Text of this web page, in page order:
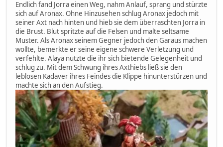
Endlich fand Jorra einen Weg, nahm Anlauf, sprang und stürzte
sich auf Aronax. Ohne Hinzusehen schlug Aronax jedoch mit
seiner Axt nach hinten und hieb sie dem überraschten Jorra in
die Brust. Blut spritzte auf die Felsen und malte seltsame
Muster. Als Aronax seinem Gegner jedoch den Garaus machen
wollte, bemerkte er seine eigene schwere Verletzung und
verfehlte. Alaya nutzte die ihr sich bietende Gelegenheit und
schlug zu. Mit dem Schwung ihres Axthiebs ließ sie den
leblosen Kadaver ihres Feindes die Klippe hinunterstürzen und
machte sich an den Aufstieg.